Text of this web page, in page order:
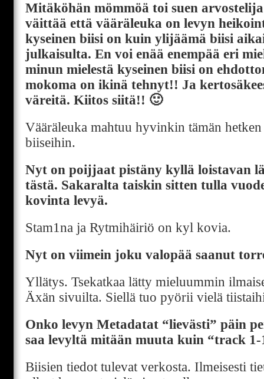
Mitäköhän mömmöä toi suen
väittää että vääräleuka on levyn
kyseinen biisi on kuin ylijäämä biisi
julkaisulta. En voi enää enempää eri
minun mielestä kyseinen biisi on
mokoma on ikinä tehnyt!! Ja
väreitä. Kiitos siitä!! 🙂
Vääräleuka mahtuu hyvinkin tämän
biiseihin.
Nyt on poijjaat pistäny kyllä loistavan
tästä. Sakaralta taiskin sitten tulla
kovinta levyä.
Stam1na ja Rytmihäiriö on kyl kovia.
Nyt on viimein joku valopää saanut
Yllätys. Tsekatkaa lätty mieluummin
Äxän sivuilta. Siellä tuo pyörii vielä
Onko levyn Metadatat “lievästi” päin
saa levyltä mitään muuta kuin “track 1-
Biisien tiedot tulevat verkosta. Ilmeisesti